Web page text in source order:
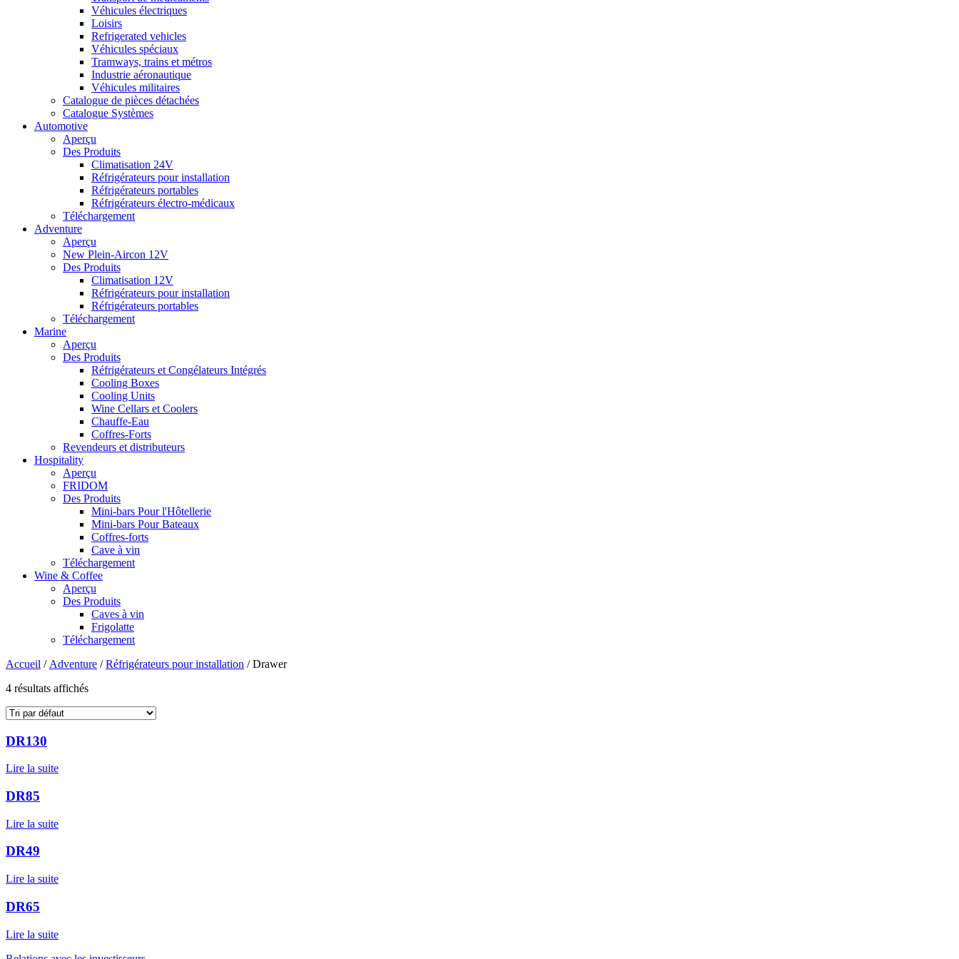
Véhicules électriques
Loisirs
Refrigerated vehicles
Véhicules spéciaux
Tramways, trains et métros
Industrie aéronautique
Véhicules militaires
Catalogue de pièces détachées
Catalogue Systèmes
Automotive
Aperçu
Des Produits
Climatisation 24V
Réfrigérateurs pour installation
Réfrigérateurs portables
Réfrigérateurs électro-médicaux
Téléchargement
Adventure
Aperçu
New Plein-Aircon 12V
Des Produits
Climatisation 12V
Réfrigérateurs pour installation
Réfrigérateurs portables
Téléchargement
Marine
Aperçu
Des Produits
Réfrigérateurs et Congélateurs Intégrés
Cooling Boxes
Cooling Units
Wine Cellars et Coolers
Chauffe-Eau
Coffres-Forts
Revendeurs et distributeurs
Hospitality
Aperçu
FRIDOM
Des Produits
Mini-bars Pour l'Hôtellerie
Mini-bars Pour Bateaux
Coffres-forts
Cave à vin
Téléchargement
Wine & Coffee
Aperçu
Des Produits
Caves à vin
Frigolatte
Téléchargement
Accueil / Adventure /Réfrigérateurs pour installation / Drawer
4 résultats affichés
DR130
Lire la suite
DR85
Lire la suite
DR49
Lire la suite
DR65
Lire la suite